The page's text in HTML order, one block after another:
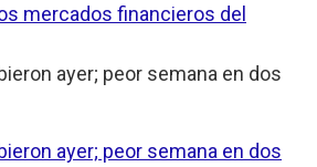
mercados financieros del
ayer; peor semana en dos
ayer; peor semana en dos